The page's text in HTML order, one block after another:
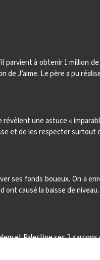
parvient à obtenir 1
J’aime. Le père a pu
une astuce «
et de les respecter surtout
ses fonds boueux. On a
ont causé la baisse de niveau.
et Palestine ses 2